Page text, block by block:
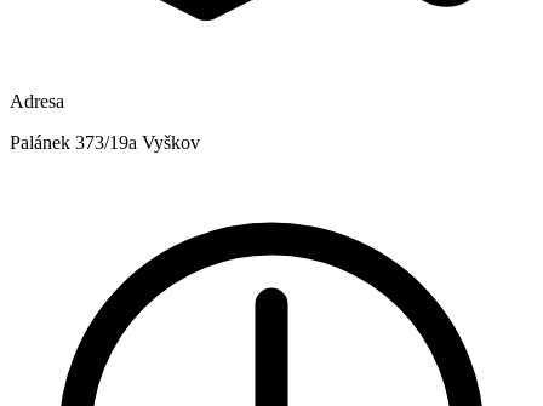
Adresa
Palánek 373/19a Vyškov